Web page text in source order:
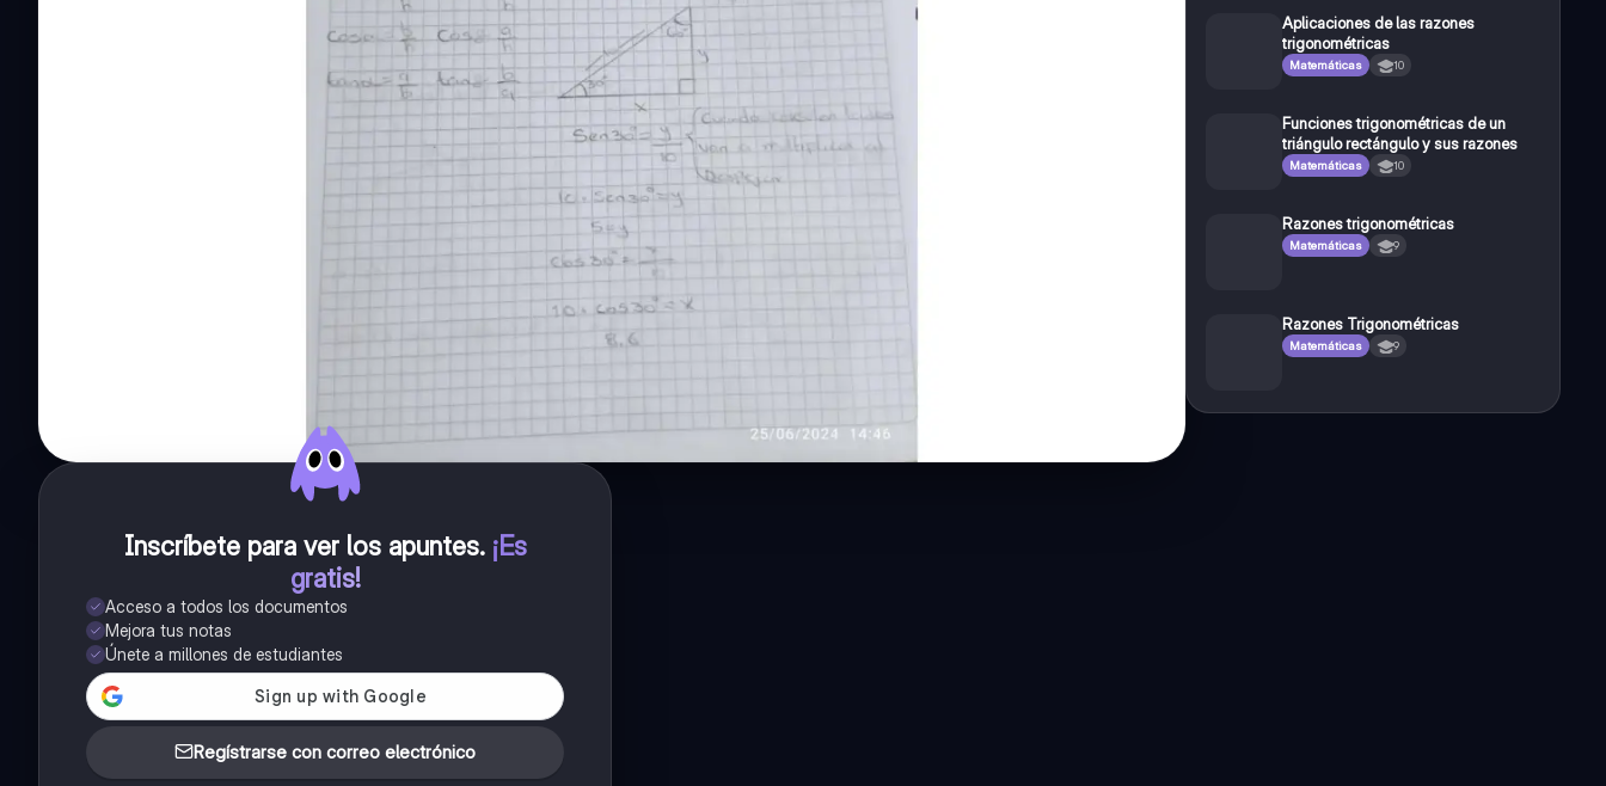
Inscríbete para ver los apuntes. ¡Es
gratis!
Acceso a todos los documentos
Mejora tus notas
Únete a millones de estudiantes
Regístrarse con correo electrónico
Aplicaciones de las razones
trigonométricas
Matemáticas 10
Funciones trigonométricas de un
triángulo rectángulo y sus razones
Matemáticas 10
Razones trigonométricas
Matemáticas 9
Razones Trigonométricas
Matemáticas 9